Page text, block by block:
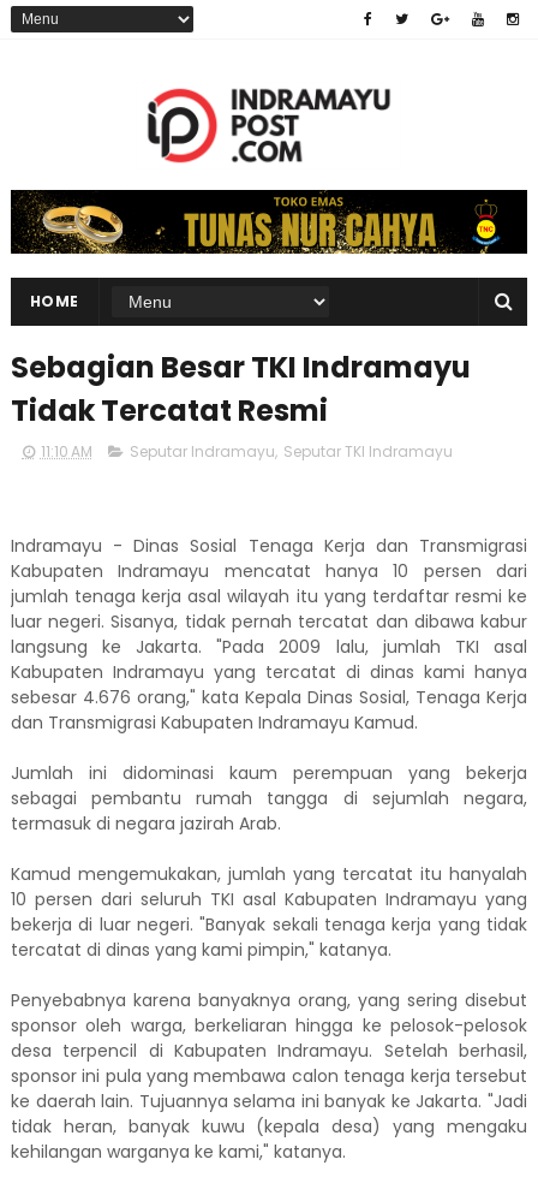
HOME
Sebagian Besar TKI Indramayu
Tidak Tercatat Resmi
11:10 AM Seputar Indramayu, Seputar TKI Indramayu
Indramayu - Dinas Sosial Tenaga Kerja dan Transmigrasi
Kabupaten Indramayu mencatat hanya 10 persen dari
jumlah tenaga kerja asal wilayah itu yang terdaftar resmi ke
luar negeri. Sisanya, tidak pernah tercatat dan dibawa kabur
langsung ke Jakarta. "Pada 2009 lalu, jumlah TKI asal
Kabupaten Indramayu yang tercatat di dinas kami hanya
sebesar 4.676 orang," kata Kepala Dinas Sosial, Tenaga Kerja
dan Transmigrasi Kabupaten Indramayu Kamud.
Jumlah ini didominasi kaum perempuan yang bekerja
sebagai pembantu rumah tangga di sejumlah negara,
termasuk di negara jazirah Arab.
Kamud mengemukakan, jumlah yang tercatat itu hanyalah
10 persen dari seluruh TKI asal Kabupaten Indramayu yang
bekerja di luar negeri. "Banyak sekali tenaga kerja yang tidak
tercatat di dinas yang kami pimpin," katanya.
Penyebabnya karena banyaknya orang, yang sering disebut
sponsor oleh warga, berkeliaran hingga ke pelosok-pelosok
desa terpencil di Kabupaten Indramayu. Setelah berhasil,
sponsor ini pula yang membawa calon tenaga kerja tersebut
ke daerah lain. Tujuannya selama ini banyak ke Jakarta. "Jadi
tidak heran, banyak kuwu (kepala desa) yang mengaku
kehilangan warganya ke kami," katanya.